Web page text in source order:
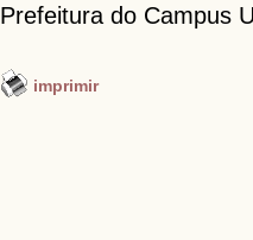
Prefeitura do Campus
imprimir